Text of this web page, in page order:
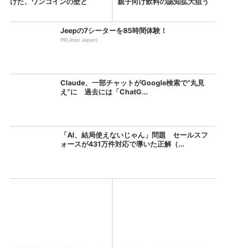
Jeepの7シーターを85時間体験！
PR(Jeep Japan)
Claude、一部チャットがGoogle検索で“丸見
え”に 過去には「ChatG...
「AI、結局使えないじゃん」問題 セールスフ
ォースが431万件対応で導いた正解（...